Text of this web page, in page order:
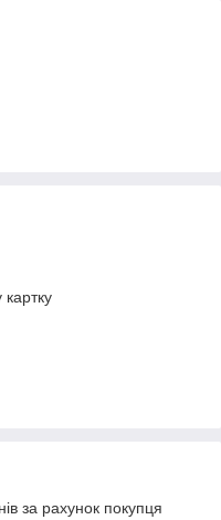
за рахунок покупця